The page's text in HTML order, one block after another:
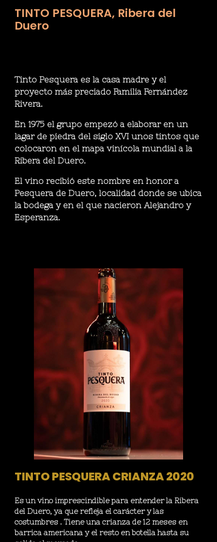
TINTO PESQUERA, Ribera del
Duero
Tinto Pesquera es la casa madre y el
proyecto más preciado Familia Fernández
Rivera.
En 1975 el grupo empezó a elaborar en un
lagar de piedra del siglo XVI unos tintos que
colocaron en el mapa vinícola mundial a la
Ribera del Duero.
El vino recibió este nombre en honor a
Pesquera de Duero, localidad donde se ubica
la bodega y en el que nacieron Alejandro y
Esperanza.
TINTO PESQUERA CRIANZA 2020
Es un vino imprescindible para entender la Ribera
del Duero, ya que refleja el carácter y las
costumbres . Tiene una crianza de 12 meses en
barrica americana y el resto en botella hasta su